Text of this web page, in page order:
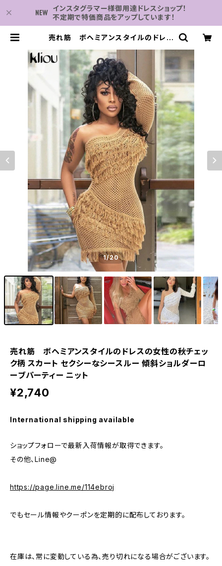
インスタグラマー様御用達ドレスショップ！
不定期で特価商品をアップしています！
売れ筋 ボヘミアンスタイルのドレス
シーなシースルー 傾斜ショルダーロ
ーブパーティー ニット | 子供服・パー
ティドレスなら何でも揃う-2万点～結
婚式・卒業式・発表会の為のドレスシ
ョップ
1/20
売れ筋 ボヘミアンスタイルのドレスの女性の秋チェッ
ク柄 スカート セクシーなシースルー 傾斜ショルダーロ
ーブパーティー ニット
¥2,740
International shipping available
ショップフォローで最新入荷情報が取得できます。
その他、Line@
https://page.line.me/114ebroj
でもセール情報やクーポンを定期的に配布しております。
在庫は、常に変動している為、売り切れになる場合がございます。